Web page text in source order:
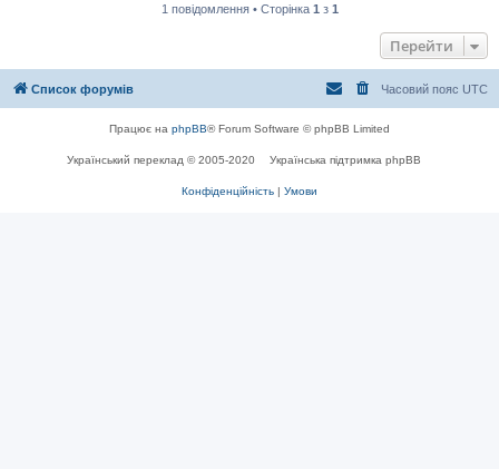
1 повідомлення • Сторінка 1 з 1
Перейти
Список форумів Часовий пояс UTC
Працює на phpBB® Forum Software © phpBB Limited
Український переклад © 2005-2020 Українська підтримка phpBB
Конфіденційність | Умови